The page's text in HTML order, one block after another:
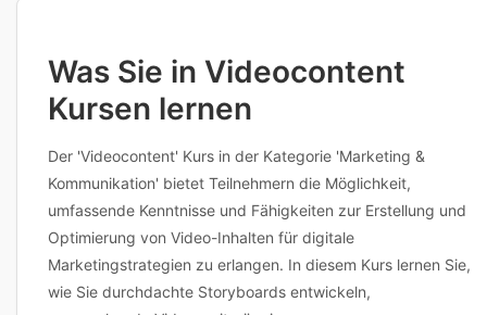
Was Sie in Videocontent
Kursen lernen
Der 'Videocontent' Kurs in der Kategorie 'Marketing &
Kommunikation' bietet Teilnehmern die Möglichkeit,
umfassende Kenntnisse und Fähigkeiten zur Erstellung und
Optimierung von Video-Inhalten für digitale
Marketingstrategien zu erlangen. In diesem Kurs lernen Sie,
wie Sie durchdachte Storyboards entwickeln,